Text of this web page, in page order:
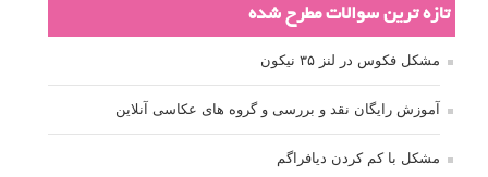
تازه ترین سوالات مطرح شده
مشکل فکوس در لنز ۳۵ نیکون
آموزش رایگان نقد و بررسی و گروه های عکاسی آنلاین
مشکل با کم کردن دیافراگم